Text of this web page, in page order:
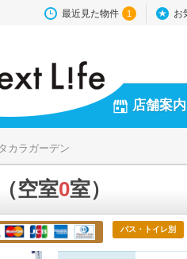
最近見た物件 1 お
店舗案内
タカラガーデン
空室0室）
バス・トイレ別